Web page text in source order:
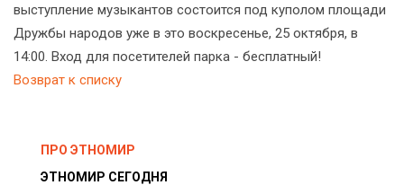
выступление музыкантов состоится под куполом площади
Дружбы народов уже в это воскресенье, 25 октября, в
14:00. Вход для посетителей парка - бесплатный!
Возврат к списку
ПРО ЭТНОМИР
ЭТНОМИР СЕГОДНЯ